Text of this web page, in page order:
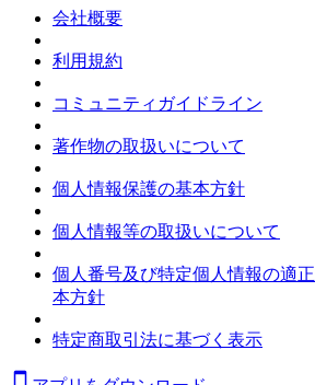
会社概要
利用規約
コミュニティガイドライン
著作物の取扱いについて
個人情報保護の基本方針
個人情報等の取扱いについて
個人番号及び特定個人情報の適
本方針
特定商取引法に基づく表示